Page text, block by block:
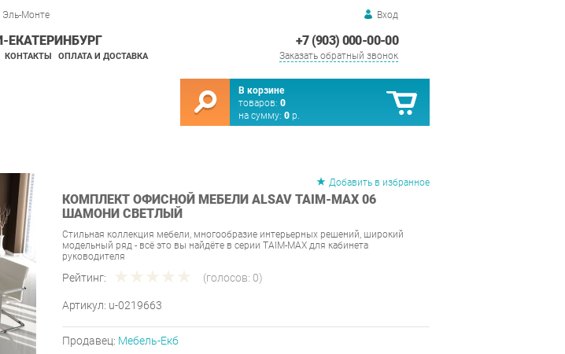
Эль-Монте Вход
+7 (903) 000-00-00
Заказать обратный звонок
ЕКАТЕРИНБУРГ
КОНТАКТЫ ОПЛАТА И ДОСТАВКА
В корзине
товаров: 0
на сумму: 0 р.
Добавить в избранное
КОМПЛЕКТ ОФИСНОЙ МЕБЕЛИ ALSAV TAIM-MAX 06
ШАМОНИ СВЕТЛЫЙ
Стильная коллекция мебели, многообразие интерьерных решений, широкий
модельный ряд - всё это вы найдёте в серии TAIM-MAX для кабинета
руководителя
Рейтинг: (голосов: 0)
Артикул: u-0219663
Продавец: Мебель-Екб